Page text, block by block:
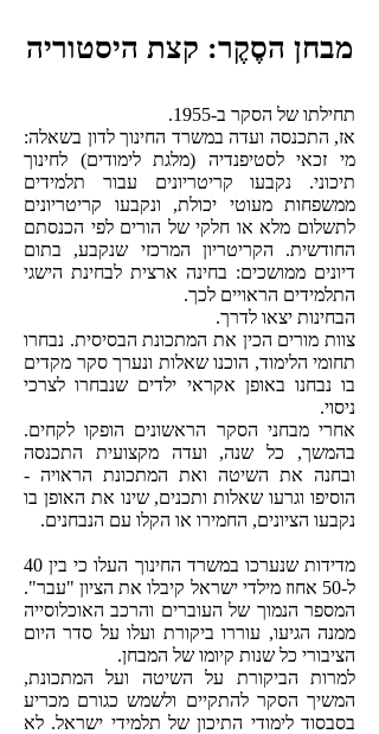
מבחן הסֶקֶר: קצת היסטוריה
תחילתו של הסקר ב-1955.
אז, התכנסה ועדה במשרד החינוך לדון בשאלה:
מי זכאי לסטיפנדיה (מלגת לימודים) לחינוך
תיכוני. נקבעו קריטריונים עבור תלמידים
ממשפחות מעוטי יכולת, ונקבעו קריטריונים
לתשלום מלא או חלקי של הורים לפי הכנסתם
החודשית. הקריטריון המרכזי שנקבע, בתום
דיונים ממושכים: בחינה ארצית לבחינת הישגי
התלמידים הראויים לכך.
הבחינות יצאו לדרך.
צוות מורים הכין את המתכונת הבסיסית. נבחרו
תחומי הלימוד, הוכנו שאלות ונערך סקר מקדים
בו נבחנו באופן אקראי ילדים שנבחרו לצרכי
ניסוי.
אחרי מבחני הסקר הראשונים הופקו לקחים.
בהמשך, כל שנה, ועדה מקצועית התכנסה
ובחנה את השיטה ואת המתכונת הראויה -
הוסיפו וגרעו שאלות ותכנים, שינו את האופן בו
נקבעו הציונים, החמירו או הקלו עם הנבחנים.
מדידות שנערכו במשרד החינוך העלו כי בין 40
ל-50 אחוז מילדי ישראל קיבלו את הציון "עבר".
המספר הנמוך של העוברים והרכב האוכלוסייה
ממנה הגיעו, עוררו ביקורת ועלו על סדר היום
הציבורי כל שנות קיומו של המבחן.
למרות הביקורת על השיטה ועל המתכונת,
המשיך הסקר להתקיים ולשמש כגורם מכריע
בסבסוד לימודי התיכון של תלמידי ישראל. לא